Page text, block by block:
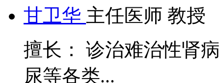
甘卫华 主任医师 教授
擅长： 诊治难治性肾
尿等各类...